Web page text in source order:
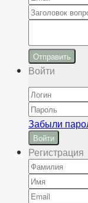
Отправить
Войти
Забыли
Войти
Регистрация